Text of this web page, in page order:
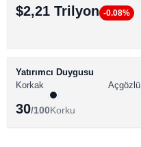
BİTCOİN HABERLERİ
ALTCOİN HABERLERİ
$2,21 Trilyon -0.08%
Yatırımcı Duygusu
Korkak
Açgözlü
30/100Korku